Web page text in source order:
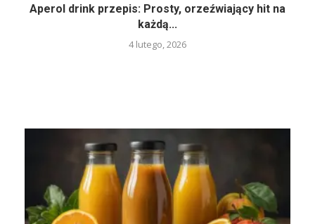
Aperol drink przepis: Prosty, orzeźwiający hit na
każdą...
4 lutego, 2026